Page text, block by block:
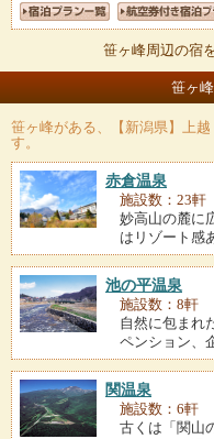
笹ヶ峰周辺の宿
笹ヶ
笹ヶ峰がある、【新潟県】上
す。
赤倉温泉
施設数：23軒
妙高山の麓に
はリゾート感
池の平温泉
施設数：8軒
自然に包まれ
ペンション、
関温泉
施設数：6軒
古くは「関山